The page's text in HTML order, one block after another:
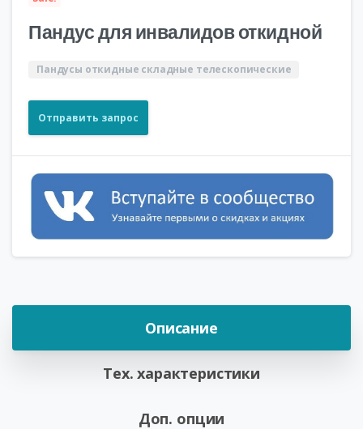
Пандус для инвалидов откидной
Пандусы откидные складные телескопические
Отправить запрос
Описание
Тех. характеристики
Доп. опции